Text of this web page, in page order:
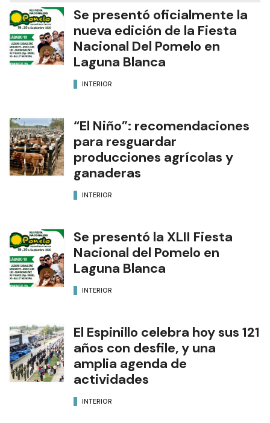
Se presentó oficialmente la
nueva edición de la Fiesta
Nacional Del Pomelo en
Laguna Blanca
INTERIOR
“El Niño”: recomendaciones
para resguardar
producciones agrícolas y
ganaderas
INTERIOR
Se presentó la XLII Fiesta
Nacional del Pomelo en
Laguna Blanca
INTERIOR
El Espinillo celebra hoy sus 121
años con desfile, y una
amplia agenda de
actividades
INTERIOR